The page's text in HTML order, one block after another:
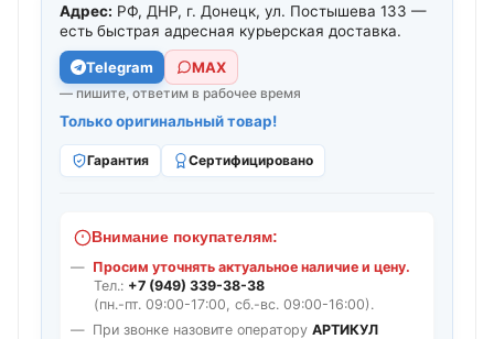
Адрес: РФ, ДНР, г. Донецк, ул. Постышева 133 —
есть быстрая адресная курьерская доставка.
Telegram МАХ
— пишите, ответим в рабочее время
Только оригинальный товар!
Гарантия Сертифицировано
Внимание покупателям:
Просим уточнять актуальное наличие и цену.
Тел.: +7 (949) 339-38-38
(пн.-пт. 09:00-17:00, сб.-вс. 09:00-16:00).
При звонке назовите оператору АРТИКУЛ